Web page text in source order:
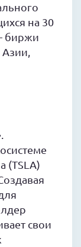
на 30
биржи
(TSLA)
свои